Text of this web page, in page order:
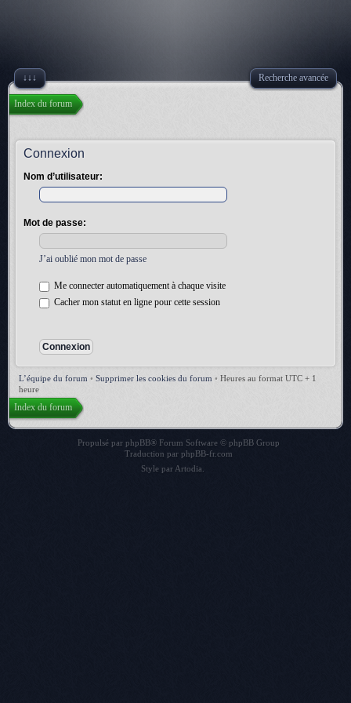
↓↓↓ Recherche avancée
Index du forum
Connexion
Nom d’utilisateur:
Mot de passe:
J’ai oublié mon mot de passe
Me connecter automatiquement à chaque visite
Cacher mon statut en ligne pour cette session
L’équipe du forum • Supprimer les cookies du forum • Heures au format UTC + 1
heure
Index du forum
Propulsé par phpBB® Forum Software © phpBB Group
Traduction par phpBB-fr.com
Style par Artodia